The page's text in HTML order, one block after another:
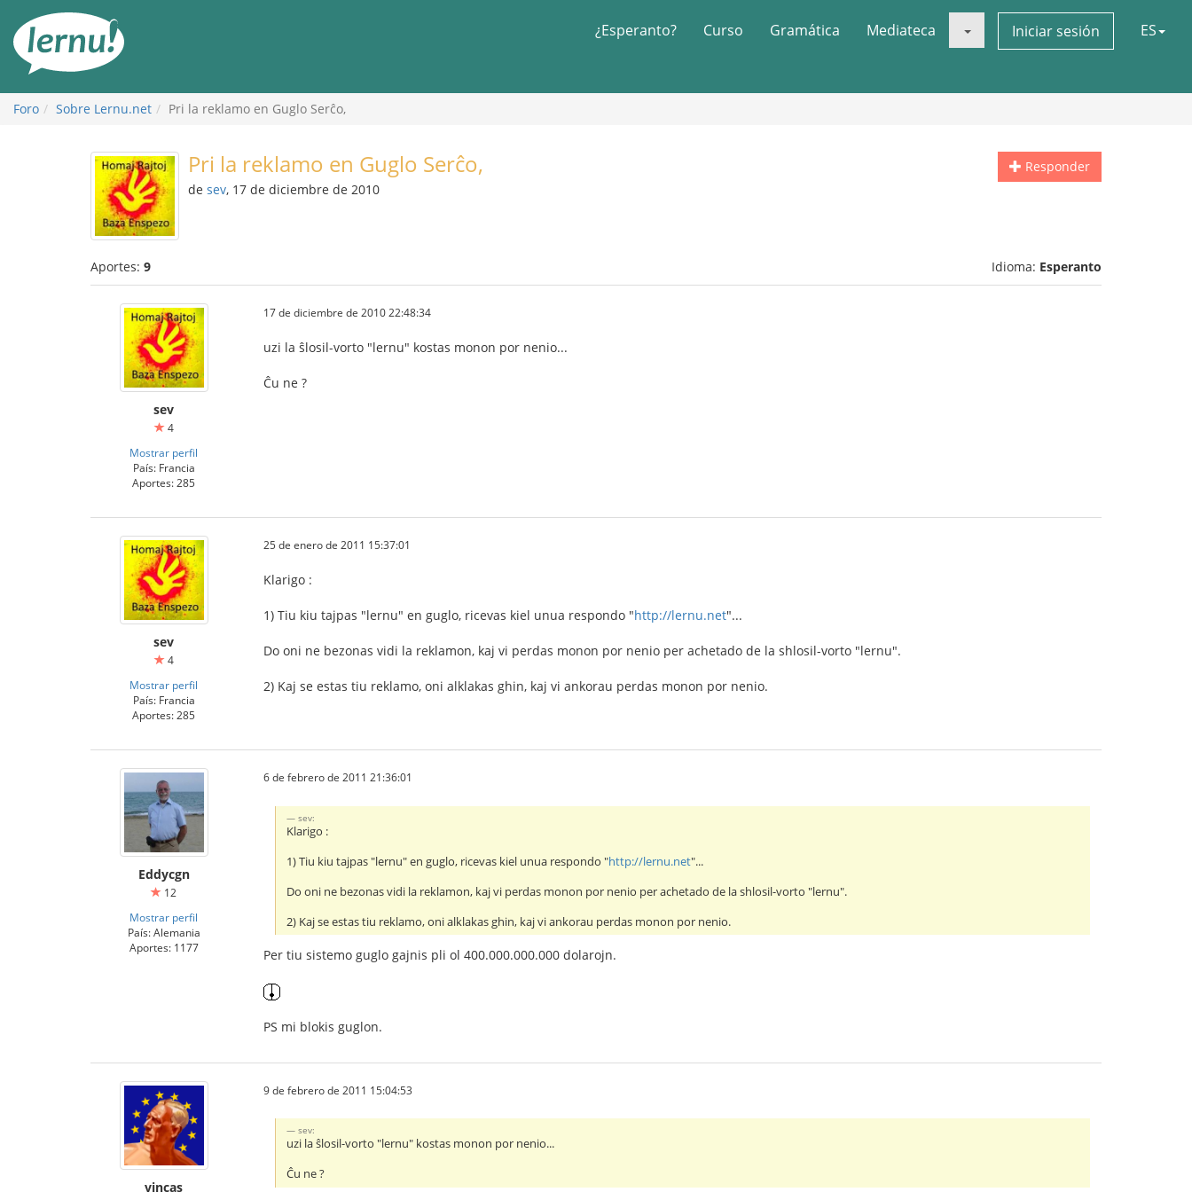
¿Esperanto? Curso Gramática Mediateca Iniciar sesión ES
Foro Sobre Lernu.net Pri la reklamo en Guglo Serĉo,
Responder
Pri la reklamo en Guglo Serĉo,
de sev, 17 de diciembre de 2010
Aportes: 9 Idioma: Esperanto
sev
4
Mostrar perfil
País: Francia
Aportes: 285
17 de diciembre de 2010 22:48:34
uzi la ŝlosil-vorto "lernu" kostas monon por nenio...
Ĉu ne ?
sev
4
Mostrar perfil
País: Francia
Aportes: 285
25 de enero de 2011 15:37:01
Klarigo :
1) Tiu kiu tajpas "lernu" en guglo, ricevas kiel unua respondo "http://lernu.net"...
Do oni ne bezonas vidi la reklamon, kaj vi perdas monon por nenio per achetado de la shlosil-vorto "lernu".
2) Kaj se estas tiu reklamo, oni alklakas ghin, kaj vi ankorau perdas monon por nenio.
Eddycgn
12
Mostrar perfil
País: Alemania
Aportes: 1177
6 de febrero de 2011 21:36:01
sev:
Klarigo :
1) Tiu kiu tajpas "lernu" en guglo, ricevas kiel unua respondo "http://lernu.net"...
Do oni ne bezonas vidi la reklamon, kaj vi perdas monon por nenio per achetado de la shlosil-vorto "lernu".
2) Kaj se estas tiu reklamo, oni alklakas ghin, kaj vi ankorau perdas monon por nenio.
Per tiu sistemo guglo gajnis pli ol 400.000.000.000 dolarojn.
PS mi blokis guglon.
vincas
9 de febrero de 2011 15:04:53
sev:
uzi la ŝlosil-vorto "lernu" kostas monon por nenio...
Ĉu ne ?